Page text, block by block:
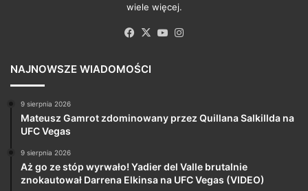
wiele więcej.
Facebook
X YouTube
NAJNOWSZE WIADOMOŚCI
9 sierpnia 2026
Mateusz Gamrot zdominowany przez Quillana Salkillda na
UFC Vegas
9 sierpnia 2026
Aż go ze stóp wyrwało! Yadier del Valle brutalnie
znokautował Darrena Elkinsa na UFC Vegas (VIDEO)